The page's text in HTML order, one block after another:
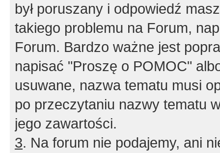
był poruszany i odpowiedź
takiego problemu na Forum,
Forum. Bardzo ważne jest
napisać "Proszę o POMOC"
usuwane, nazwa tematu musi
po przeczytaniu nazwy tematu
jego zawartości.
3. Na forum nie podajemy, ani